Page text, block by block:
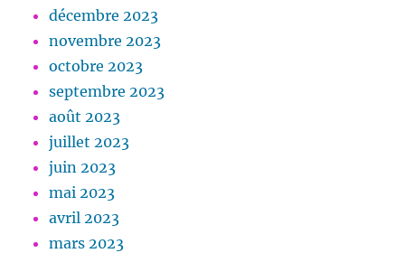
décembre 2023
novembre 2023
octobre 2023
septembre 2023
août 2023
juillet 2023
juin 2023
mai 2023
avril 2023
mars 2023